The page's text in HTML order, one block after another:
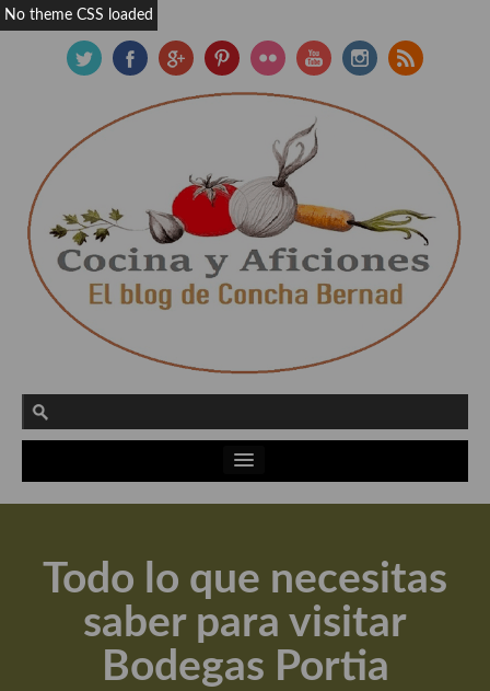
Actualidad y recomendaciones
Apuntes, estudios sobre temas interesantes e importantes
Aceite de Oliva Virgen Extra (AOVE)
Recetas maridadas con los mejores AOVES
Todo lo que necesitas
saber para visitar
Bodegas Portia
No theme CSS loaded